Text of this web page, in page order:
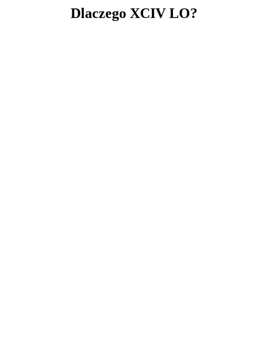
Dlaczego XCIV LO?